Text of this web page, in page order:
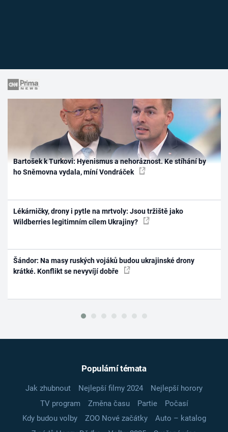
Bartošek k Turkovi: Hyenismus a nehoráznost. Ke stíhání by
ho Sněmovna vydala, míní Vondráček
Lékárničky, drony i pytle na mrtvoly: Jsou tržiště jako
Wildberries legitimním cílem Ukrajiny?
Šándor: Na masy ruských vojáků budou ukrajinské drony
krátké. Konflikt se nevyvíjí dobře
Populární témata
Jak zhubnout Nejlepší filmy 2024
Nejlepší horory
TV program
Změna času Partie
Počasí
Kdy budou volby
ZOO Nové začátky
Auto – katalog